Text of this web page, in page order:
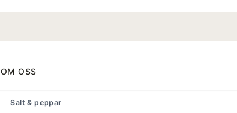
OM OSS
Salt & peppar